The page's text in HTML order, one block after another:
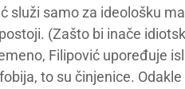
služi samo za ideološku
(Zašto bi inače
Filipović upoređuje
to su činjenice.